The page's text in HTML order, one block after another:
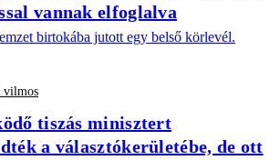
vannak elfoglalva
birtokába jutott egy belső körlevél.
vilmos
tiszás minisztert
a választókerületébe, de ott